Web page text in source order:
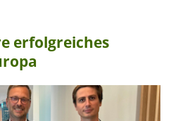
erfolgreiches